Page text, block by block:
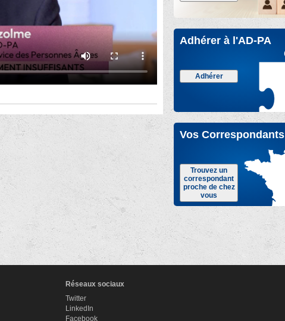
Adhérer à l'AD-PA
Adhérer
Vos Correspondants
Trouvez un
correspondant
proche de chez
vous
Réseaux sociaux
Twitter
LinkedIn
Facebook